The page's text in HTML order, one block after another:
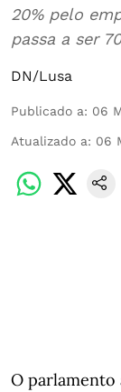
20% pelo
passa a ser
DN/Lusa
Publicado a: 06
Atualizado a: 06
O parlamento